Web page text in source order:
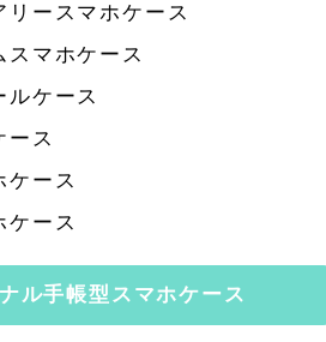
リースマホケース
スマホケース
ルケース
ース
ケース
ケース
ル手帳型スマホケース